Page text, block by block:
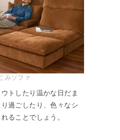
みソファ
トしたり温かな日だま
過ごしたり、色々なシ
ることでしょう。